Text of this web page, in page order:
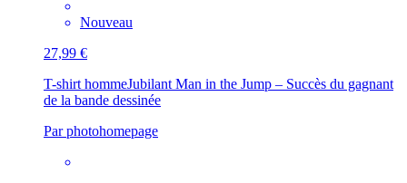
Nouveau
27,99 €
T-shirt hommeJubilant Man in the Jump – Succès du gagnant
de la bande dessinée
Par photohomepage